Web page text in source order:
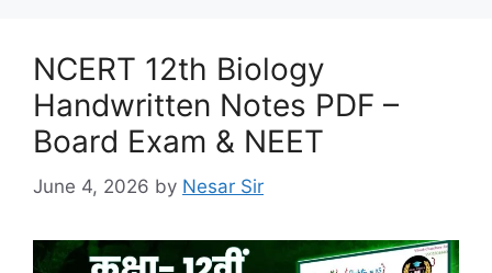
NCERT 12th Biology
Handwritten Notes PDF –
Board Exam & NEET
June 4, 2026 by Nesar Sir